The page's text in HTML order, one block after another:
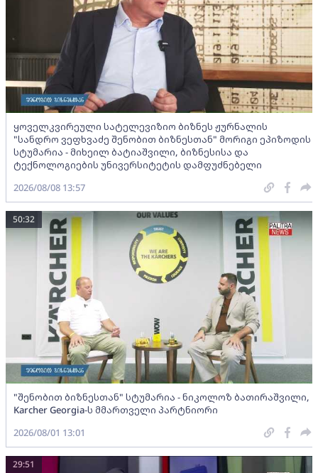
ყოველკვირეული სატელევიზიო ბიზნეს ჟურნალის
"სანდრო ვეფხვაძე შენობით ბიზნესთან" მორიგი ეპიზოდის
სტუმარია - მიხეილ ბატიაშვილი, ბიზნესისა და
ტექნოლოგიების უნივერსიტეტის დამფუძნებელი
2026/08/08 13:57
"შენობით ბიზნესთან" სტუმარია - ნიკოლოზ ბათირაშვილი,
Karcher Georgia-ს მმართველი პარტნიორი
50:32
2026/08/01 13:01
29:51